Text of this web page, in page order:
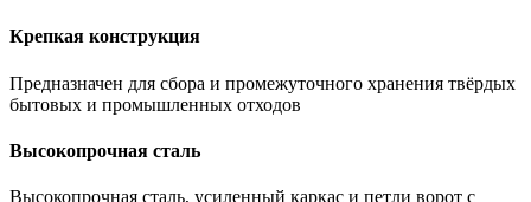
Крепкая конструкция
Предназначен для сбора и промежуточного хранения твёрдых
бытовых и промышленных отходов
Высокопрочная сталь
Высокопрочная сталь, усиленный каркас и петли ворот с